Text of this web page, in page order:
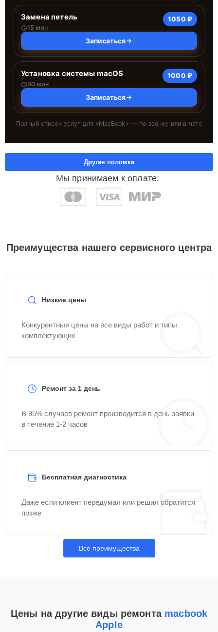
Замена петель
15 мин
1050 ₽
Записаться
Установка системы macOS
30 мин
1000 ₽
Записаться
Полный список услуг для «MacBook » — по звонку или в чате
Мы принимаем к оплате:
Другая поломка
Преимущества нашего сервисного центра
Низкие цены
Конкурентные цены на все виды работ и типы
комплектующих
Ремонт за 1 день
В 95% случаев ремонт производится в день заявки
в течение 1-2 часов
Бесплатная диагностика
Даже если клиент передумал или решил обратится
позже
Все преимущества
Цены на другие виды ремонта macbook
Apple